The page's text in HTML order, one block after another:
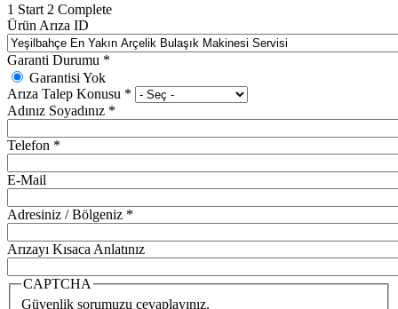
1 Start 2 Complete
Ürün Arıza ID
Garanti Durumu *
Garantisi Yok
Arıza Talep Konusu *
Adınız Soyadınız *
Telefon *
E-Mail
Adresiniz / Bölgeniz *
Arızayı Kısaca Anlatınız
CAPTCHA
Güvenlik sorumuzu cevaplayınız.